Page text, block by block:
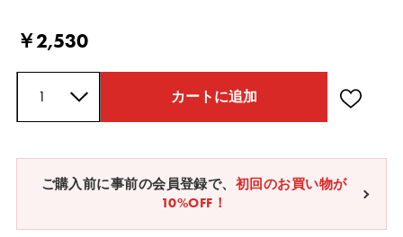
Current Price
￥2,530
カートに追加
ご購入前に事前の会員登録で、 初回のお買い物が
10%OFF！